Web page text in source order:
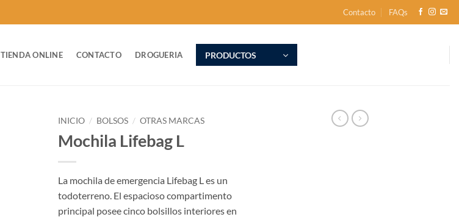
Contacto FAQs
TIENDA ONLINE CONTACTO DROGUERIA PRODUCTOS
INICIO / BOLSOS / OTRAS MARCAS
Mochila Lifebag L
La mochila de emergencia Lifebag L es un
todoterreno. El espacioso compartimento
principal posee cinco bolsillos interiores en